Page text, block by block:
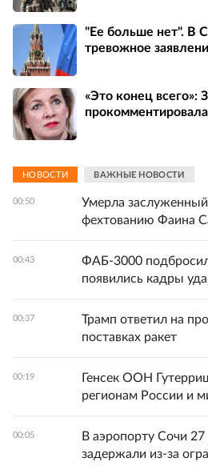
"Ее больше нет". В
тревожное
«Это конец всего»:
НОВОСТИ ВАЖНЫЕ НОВОСТИ
00:50
Умерла
фехтованию Фаина
00:43
ФАБ-3000
появились кадры
00:37
Трамп ответил на
поставках ракет
00:19
Генсек ООН
регионам России и
00:05
В аэропорту Сочи
задержали из-за